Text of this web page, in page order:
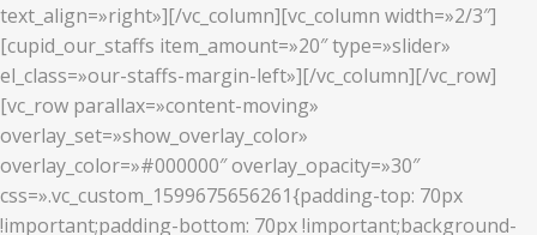
text_align=»right»][/vc_column][vc_column width=»2/3″]
[cupid_our_staffs item_amount=»20″ type=»slider»
el_class=»our-staffs-margin-left»][/vc_column][/vc_row]
[vc_row parallax=»content-moving»
overlay_set=»show_overlay_color»
overlay_color=»#000000″ overlay_opacity=»30″
css=».vc_custom_1599675656261{padding-top: 70px
!important;padding-bottom: 70px !important;background-